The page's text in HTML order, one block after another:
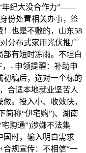
“年纪大没合作力”——
份处置相关办事，签
也是不敷的，山东58
分布式家用光伏推广
有短时冻雨。不坦白
- 申领提醒：补助申
稿后，选对一个标的
合适本地就业坚苦人
。投入小、收效快，
简称“伊宅购”)、湖南
购通”)涉嫌不法集
国时，输入明白需求
合规宣传：不相信“一